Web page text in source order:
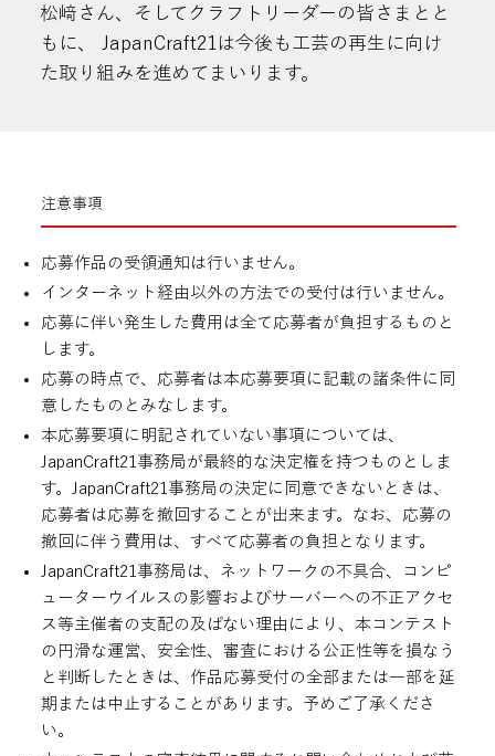
松﨑さん、そしてクラフトリーダーの皆さまとと
もに、 JapanCraft21は今後も工芸の再生に向け
た取り組みを進めてまいります。
注意事項
応募作品の受領通知は行いません。
インターネット経由以外の方法での受付は行いません。
応募に伴い発生した費用は全て応募者が負担するものと
します。
応募の時点で、応募者は本応募要項に記載の諸条件に同
意したものとみなします。
本応募要項に明記されていない事項については、
JapanCraft21事務局が最終的な決定権を持つものとしま
す。JapanCraft21事務局の決定に同意できないときは、
応募者は応募を撤回することが出来ます。なお、応募の
撤回に伴う費用は、すべて応募者の負担となります。
JapanCraft21事務局は、ネットワークの不具合、コンピ
ューターウイルスの影響およびサーバーへの不正アクセ
ス等主催者の支配の及ばない理由により、本コンテスト
の円滑な運営、安全性、審査における公正性等を損なう
と判断したときは、作品応募受付の全部または一部を延
期または中止することがあります。予めご了承くださ
い。